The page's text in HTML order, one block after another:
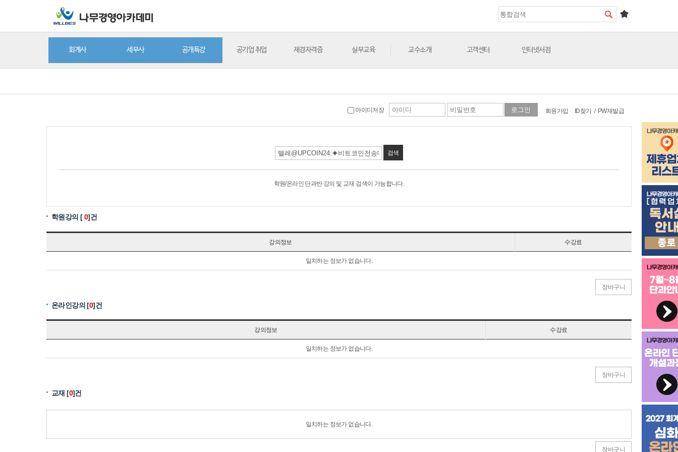
회계사 세무사 공개특강 공기업 취업 재경자격증 실무교육 교수소개 고객센터 인터넷서점
아이디저장 회원가입 ID찾기 / PW재발급
검색
학원/온라인 단과반 강의 및 교재 검색이 가능합니다.
학원강의 [0]건
강의정보 수강료
일치하는 정보가 없습니다.
장바구니
온라인강의 [0]건
강의정보 수강료
일치하는 정보가 없습니다.
장바구니
교재 [0]건
일치하는 정보가 없습니다.
장바구니